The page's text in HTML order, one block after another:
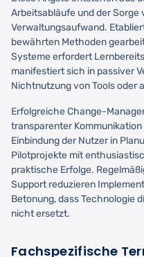
Arbeitsabläufe und der Sorge
Verwaltungsaufwand.
bewährten Methoden
Systeme erfordert
manifestiert sich in passiver
Nichtnutzung von Tools oder
Erfolgreiche Change-
transparenter
Einbindung der Nutzer in
Pilotprojekte mit
praktische Erfolge.
Support reduzieren
Betonung, dass Technologie
nicht ersetzt.
Fachspezifische